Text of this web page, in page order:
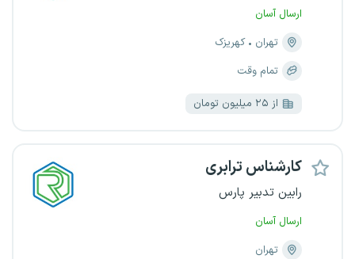
ارسال آسان
تهران
کهریزک
تمام وقت
از ۲۵ میلیون تومان
کارشناس ترابری
رابین تدبیر پارس
ارسال آسان
تهران